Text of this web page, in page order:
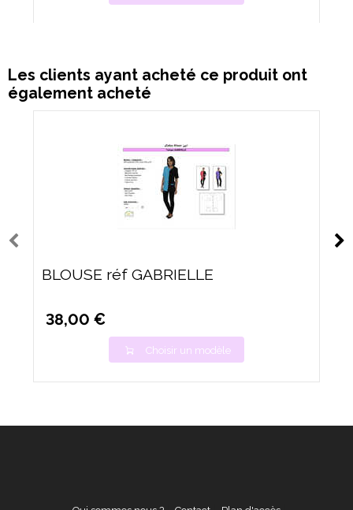
Les clients ayant acheté ce produit ont
également acheté
BLOUSE réf GABRIELLE
38,00 €
Choisir un modèle